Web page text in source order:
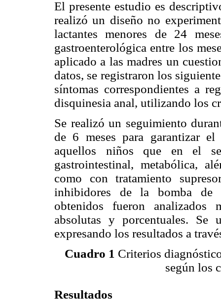
El presente estudio es
realizó un diseño no
lactantes menores de 24
gastroenterológica entre los
aplicado a las madres un
datos, se registraron los
síntomas correspondientes a
disquinesia anal, utilizando los
Se realizó un seguimiento
de 6 meses para garantizar
aquellos niños que en el
gastrointestinal, metabólica,
como con tratamiento
inhibidores de la bomba de
obtenidos fueron analizados
absolutas y porcentuales.
expresando los resultados a
Cuadro 1 Criterios
según los
Resultados